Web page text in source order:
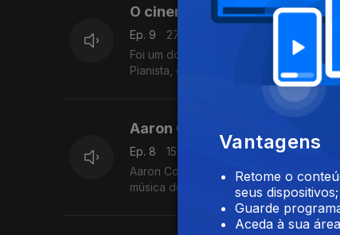
O cinema segundo Ryuichi
Ep. 9
27 abr. 2026
Foi um dos músicos mais versáteis e
Pianista, compositor e pioneiro da
Aaron Copland no grande ecrã
Ep. 8
15 abr. 2026
Aaron Copland é autor de uma obra
música de câmara e também música
Vantagens
Retome o
seus dispositivos;
Guarde
Aceda à sua